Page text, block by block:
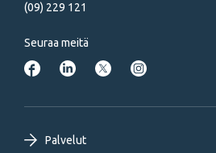
(09) 229 121
Seuraa meitä
Palvelut